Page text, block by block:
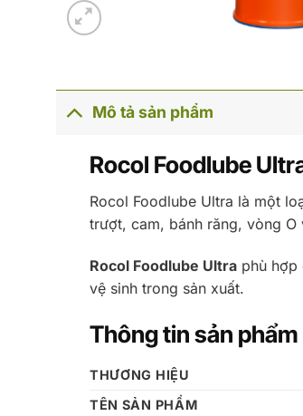
Mô tả sản phẩm
Rocol Foodlube
Rocol Foodlube Ultra là một
trượt, cam, bánh răng, vòng
Rocol Foodlube Ultraphù hợp
vệ sinh trong sản xuất.
Thông tin sản phẩm
THƯƠNG HIỆU
TÊN SẢN PHẨM